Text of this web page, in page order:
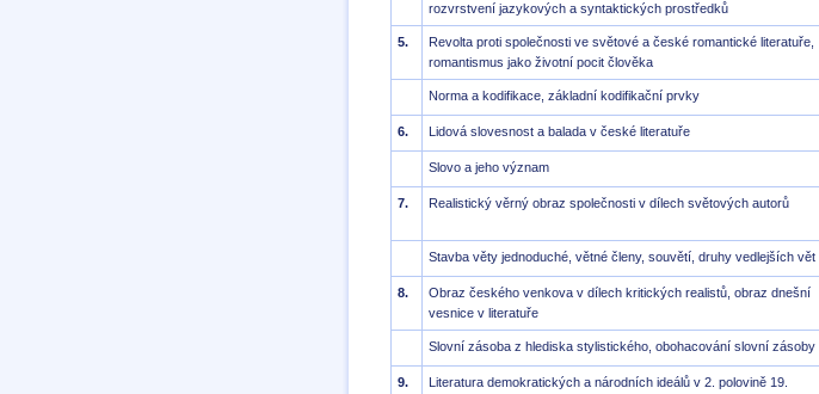
rozvrstvení jazykových a syntaktických prostředků
5.
Revolta proti společnosti ve světové a české romantické literatuře,
romantismus jako životní pocit člověka
Norma a kodifikace, základní kodifikační prvky
6. Lidová slovesnost a balada v české literatuře
Slovo a jeho význam
7. Realistický věrný obraz společnosti v dílech světových autorů
Stavba věty jednoduché, větné členy, souvětí, druhy vedlejších vět
8.
Obraz českého venkova v dílech kritických realistů, obraz dnešní
vesnice v literatuře
Slovní zásoba z hlediska stylistického, obohacování slovní zásoby
9.
Literatura demokratických a národních ideálů v 2. polovině 19.